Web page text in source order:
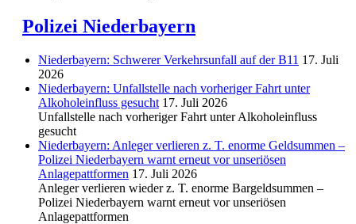
Polizei Niederbayern
Niederbayern: Schwerer Verkehrsunfall auf der B11 17. Juli
2026
Niederbayern: Unfallstelle nach vorheriger Fahrt unter
Alkoholeinfluss gesucht 17. Juli 2026
Unfallstelle nach vorheriger Fahrt unter Alkoholeinfluss
gesucht
Niederbayern: Anleger verlieren z. T. enorme Geldsummen –
Polizei Niederbayern warnt erneut vor unseriösen
Anlagepattformen 17. Juli 2026
Anleger verlieren wieder z. T. enorme Bargeldsummen –
Polizei Niederbayern warnt erneut vor unseriösen
Anlagepattformen